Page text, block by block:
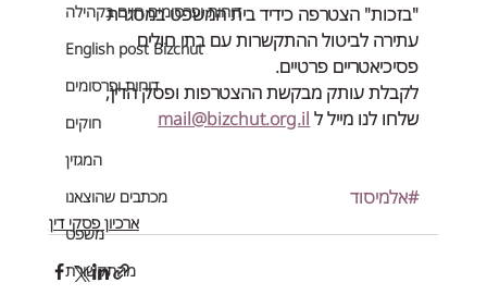
דוחות ופרסומים חיים בקהילה
English post Bizchut
דוחות ופרסומים
חוקים
המגזין
מכתבים שהוצאנו
משפט
מהתקשורת
"בזכות" הצטרפה כידיד בית המשפט במסגרת
עתירה לביטול ההתקשרות עם בתי חולים
פסיכיאטריים פרטיים.
לקבלת עותק מבקשת ההצטרפות ופסק הדין,
שלחו לנו מייל ל mail@bizchut.org.il
#אלמיסוד
ארכיון פסקי דין